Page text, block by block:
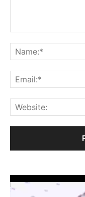
Video
Player